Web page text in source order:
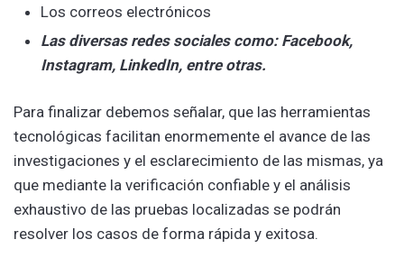
Los correos electrónicos
Las diversas redes sociales como: Facebook,
Instagram, LinkedIn, entre otras.
Para finalizar debemos señalar, que las herramientas
tecnológicas facilitan enormemente el avance de las
investigaciones y el esclarecimiento de las mismas, ya
que mediante la verificación confiable y el análisis
exhaustivo de las pruebas localizadas se podrán
resolver los casos de forma rápida y exitosa.